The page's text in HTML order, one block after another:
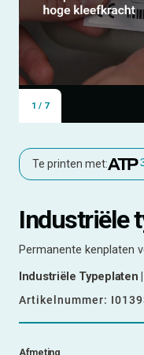
1 / 7
Te printen met:
Industriële
Permanente kenplaten
Industriële Typeplaten
Artikelnummer:
Afmeting